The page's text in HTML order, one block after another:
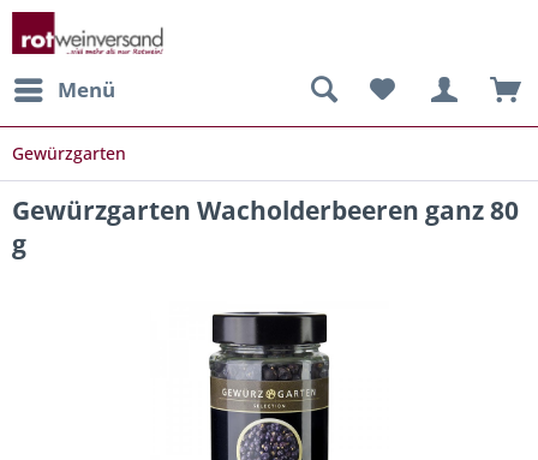
Menü
Gewürzgarten
Gewürzgarten Wacholderbeeren ganz 80
g